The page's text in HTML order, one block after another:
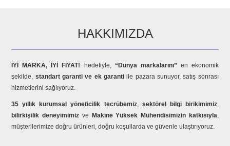
HAKKIMIZDA
İYİ MARKA, İYİ FİYAT! hedefiyle, “Dünya markalarını” en ekonomik
şekilde, standart garanti ve ek garanti ile pazara sunuyor, satış sonrası
hizmetlerini sağlıyoruz.
35 yıllık kurumsal yöneticilik tecrübemiz, sektörel bilgi birikimimiz,
bilirkişilik deneyimimiz ve Makine Yüksek Mühendisimizin katkısıyla,
müşterilerimize doğru ürünleri, doğru koşullarda ve güvenle ulaştırıyoruz.